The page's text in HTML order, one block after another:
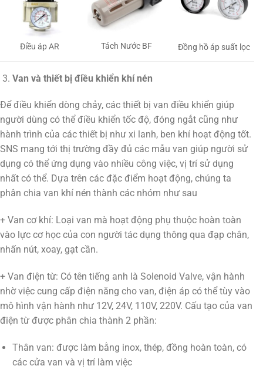
Điều áp AR Tách Nước BF Đồng hồ áp suất lọc
Van và thiết bị điều khiển khí nén
Để điều khiển dòng chảy, các thiết bị van điều khiển giúp
người dùng có thể điều khiển tốc độ, đóng ngắt cũng như
hành trình của các thiết bị như xi lanh, ben khí hoạt động tốt.
SNS mang tới thị trường đầy đủ các mẫu van giúp người sử
dụng có thể ứng dụng vào nhiều công việc, vị trí sử dụng
nhất có thể. Dựa trên các đặc điểm hoạt động, chúng ta
phân chia van khí nén thành các nhóm như sau
+ Van cơ khí: Loại van mà hoạt động phụ thuộc hoàn toàn
vào lực cơ học của con người tác dụng thông qua đạp chân,
nhấn nút, xoay, gạt cần.
+ Van điện từ: Có tên tiếng anh là Solenoid Valve, vận hành
nhờ việc cung cấp điện năng cho van, điện áp có thể tùy vào
mô hình vận hành như 12V, 24V, 110V, 220V. Cấu tạo của van
điện từ được phân chia thành 2 phần:
Thân van: được làm bằng inox, thép, đồng hoàn toàn, có
các cửa van và vị trí làm việc